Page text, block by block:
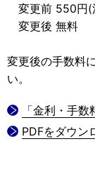
変更前 550円(
変更後 無料
変更後の手数料
い。
「金利・手
PDFをダウン